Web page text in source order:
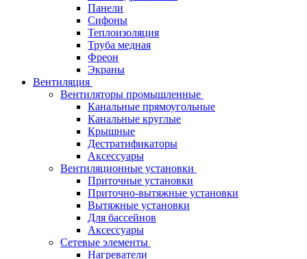
Панели
Сифоны
Теплоизоляция
Труба медная
Фреон
Экраны
Вентиляция
Вентиляторы промышленные
Канальные прямоугольные
Канальные круглые
Крышные
Дестратификаторы
Аксессуары
Вентиляционные установки
Приточные установки
Приточно-вытяжные установки
Вытяжные установки
Для бассейнов
Аксессуары
Сетевые элементы
Нагреватели